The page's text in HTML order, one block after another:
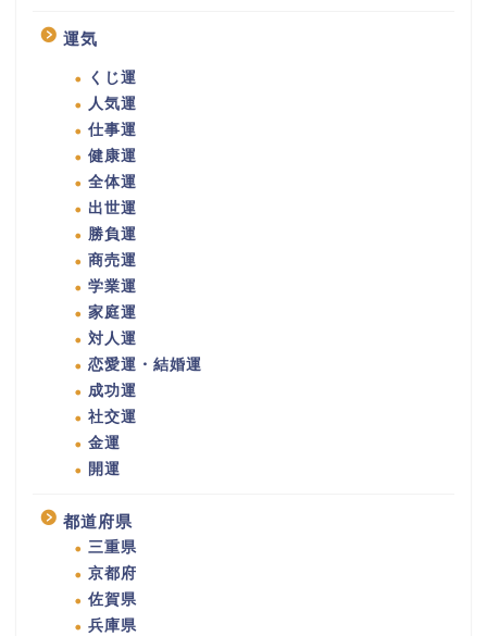
運気
くじ運
人気運
仕事運
健康運
全体運
出世運
勝負運
商売運
学業運
家庭運
対人運
恋愛運・結婚運
成功運
社交運
金運
開運
都道府県
三重県
京都府
佐賀県
兵庫県